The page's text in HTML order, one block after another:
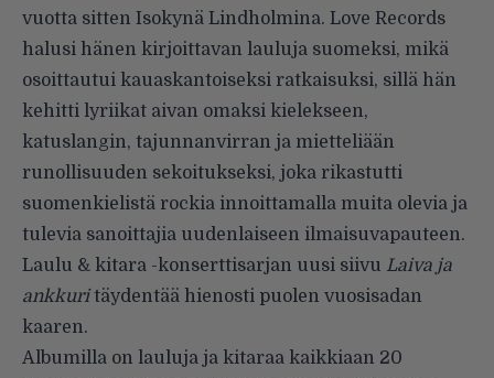
vuotta sitten Isokynä Lindholmina. Love Records
halusi hänen kirjoittavan lauluja suomeksi, mikä
osoittautui kauaskantoiseksi ratkaisuksi, sillä hän
kehitti lyriikat aivan omaksi kielekseen,
katuslangin, tajunnanvirran ja mietteliään
runollisuuden sekoitukseksi, joka rikastutti
suomenkielistä rockia innoittamalla muita olevia ja
tulevia sanoittajia uudenlaiseen ilmaisuvapauteen.
Laulu & kitara -konserttisarjan uusi siivu Laiva ja
ankkuritäydentää hienosti puolen vuosisadan
kaaren.
Albumilla on lauluja ja kitaraa kaikkiaan 20